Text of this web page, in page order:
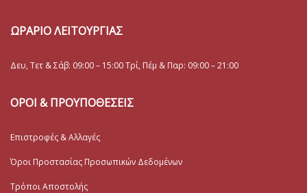
ΩΡΑΡΙΟ ΛΕΙΤΟΥΡΓΙΑΣ
Δευ, Τετ & Σάβ: 09:00 – 15:00 Τρί, Πέμ & Παρ: 09:00 – 21:00
ΟΡΟΙ & ΠΡΟΥΠΟΘΕΣΕΙΣ
Επιστροφές & Αλλαγές
Όροι Προστασίας Προσωπικών Δεδομένων
Τρόποι Αποστολής